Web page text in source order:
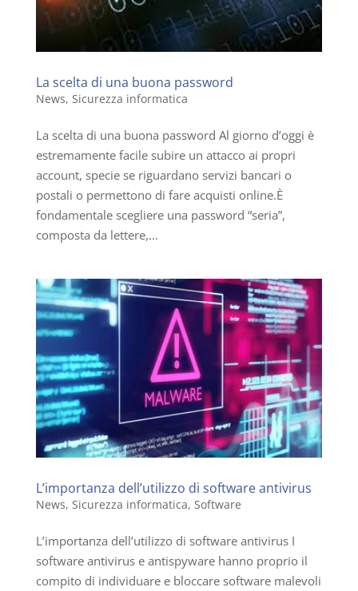
La scelta di una buona password
News, Sicurezza informatica
La scelta di una buona password Al giorno d’oggi è
estremamente facile subire un attacco ai propri
account, specie se riguardano servizi bancari o
postali o permettono di fare acquisti online.È
fondamentale scegliere una password “seria”,
composta da lettere,...
L’importanza dell’utilizzo di software antivirus
News, Sicurezza informatica, Software
L’importanza dell’utilizzo di software antivirus I
software antivirus e antispyware hanno proprio il
compito di individuare e bloccare software malevoli